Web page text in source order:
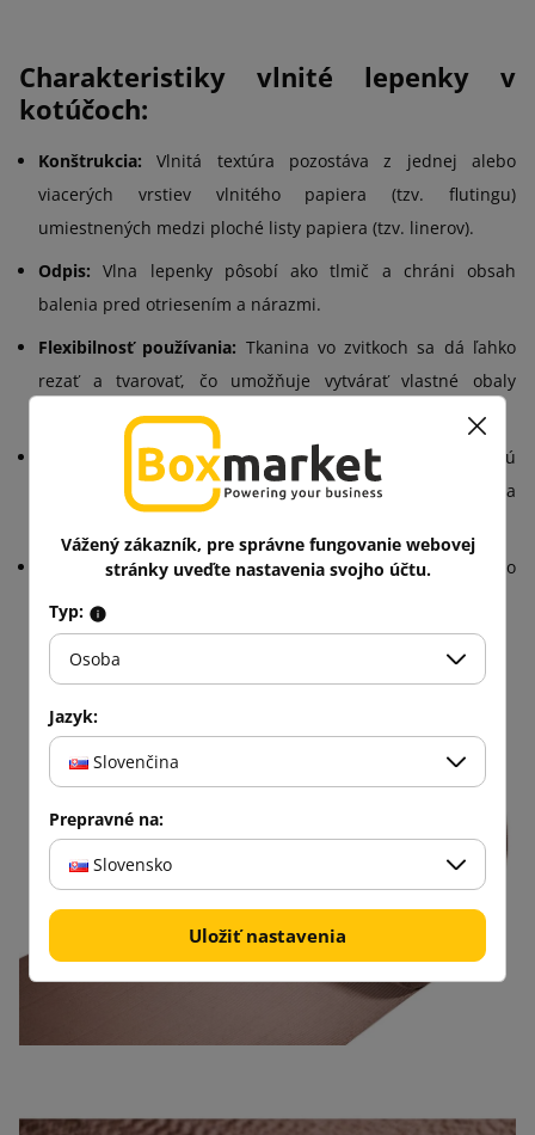
Charakteristiky vlnité lepenky v
kotúčoch:
Konštrukcia:Vlnitá textúra pozostáva z jednej alebo
viacerých vrstiev vlnitého papiera (tzv. flutingu)
umiestnených medzi ploché listy papiera (tzv. linerov).
Odpis:Vlna lepenky pôsobí ako tlmič a chráni obsah
balenia pred otriesením a nárazmi.
Flexibilnosť používania: Tkanina vo zvitkoch sa dá ľahko
rezať a tvarovať, čo umožňuje vytvárať vlastné obaly
rôznych veľkostí a tvarov.
Jednoduchosť skladovania a prepravy:Ploché tekutiny sú
pohodlné na skladovanie a môžu sa prepravovať do miesta
Recyklácia a ekológia:Tento materiál sa ľahko recykluje, čo
Vážený zákazník, pre správne fungovanie webovej
stránky uveďte nastavenia svojho účtu.
Typ:
Osoba
Jazyk:
Slovenčina
Prepravné na:
Slovensko
Uložiť nastavenia